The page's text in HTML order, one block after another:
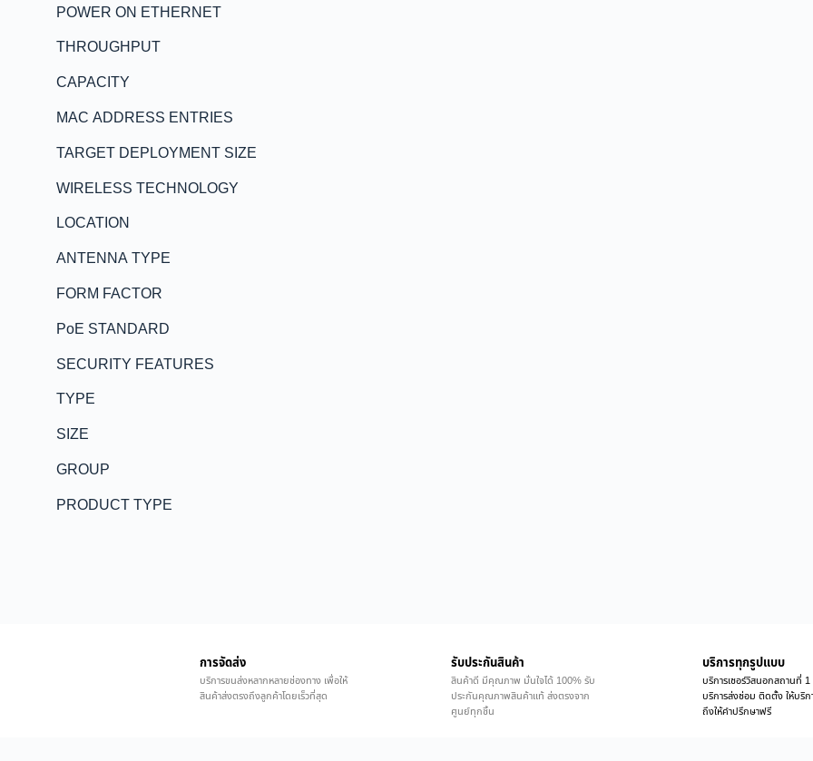
POWER ON ETHERNET
THROUGHPUT
CAPACITY
MAC ADDRESS ENTRIES
TARGET DEPLOYMENT SIZE
WIRELESS TECHNOLOGY
LOCATION
ANTENNA TYPE
FORM FACTOR
PoE STANDARD
SECURITY FEATURES
TYPE
SIZE
GROUP
PRODUCT TYPE
การจัดส่ง
บริการขนส่งหลากหลายช่องทาง เพื่อให้
สินค้าส่งตรงถึงลูกค้าโดยเร็วที่สุด
รับประกันสินค้า
สินค้าดี มีคุณภาพ มั่นใจได้ 100% รับ
ประกันคุณภาพสินค้าแท้ ส่งตรงจาก
ศูนย์ทุกชิ้น
บริการทุกรูปแบบ
บริการเซอร์วิสนอกสถานที่
บริการส่งซ่อม ติดตั้ง ให้บริก
ถึงให้คำปรึกษาฟรี